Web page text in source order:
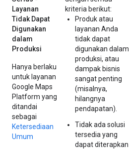
Layanan
Tidak Dapat
Digunakan
dalam
Produksi
Hanya berlaku
untuk layanan
Google Maps
Platform yang
ditandai
sebagai
Ketersediaan
Umum
kriteria berikut:
Produk atau
layanan Anda
tidak dapat
digunakan dalam
produksi, atau
dampak bisnis
sangat penting
(misalnya,
hilangnya
pendapatan).
Tidak ada solusi
tersedia yang
dapat diterapkan